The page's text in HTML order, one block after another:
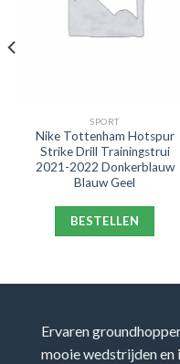
SPORT
Nike Tottenham Hotspur
Strike Drill Trainingstrui
2021-2022 Donkerblauw
Blauw Geel
BESTELLEN
Ervaren
mooie wedstrijden